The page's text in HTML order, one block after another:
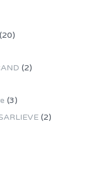
(20)
(2)
(3)
(2)